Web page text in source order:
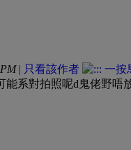
| 只看該作者
能系對拍照呢d鬼佬野唔